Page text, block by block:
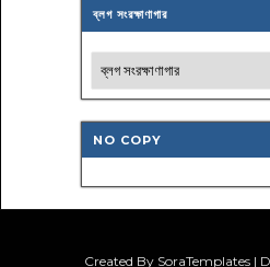
ব্লগ সংরক্ষাণাগার
NO COPY
Created By SoraTemplates |